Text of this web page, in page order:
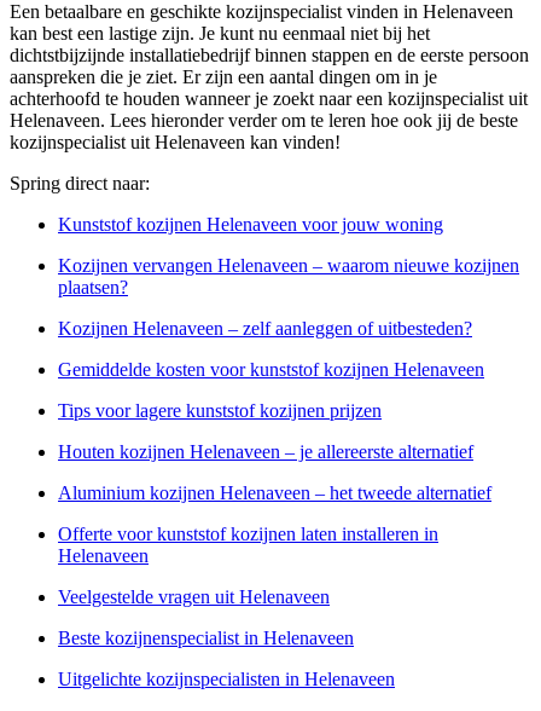
Een betaalbare en geschikte kozijnspecialist vinden in Helenaveen
kan best een lastige zijn. Je kunt nu eenmaal niet bij het
dichtstbijzijnde installatiebedrijf binnen stappen en de eerste persoon
aanspreken die je ziet. Er zijn een aantal dingen om in je
achterhoofd te houden wanneer je zoekt naar een kozijnspecialist uit
Helenaveen. Lees hieronder verder om te leren hoe ook jij de beste
kozijnspecialist uit Helenaveen kan vinden!
Spring direct naar:
Kunststof kozijnen Helenaveen voor jouw woning
Kozijnen vervangen Helenaveen – waarom nieuwe kozijnen
plaatsen?
Kozijnen Helenaveen – zelf aanleggen of uitbesteden?
Gemiddelde kosten voor kunststof kozijnen Helenaveen
Tips voor lagere kunststof kozijnen prijzen
Houten kozijnen Helenaveen – je allereerste alternatief
Aluminium kozijnen Helenaveen – het tweede alternatief
Offerte voor kunststof kozijnen laten installeren in
Helenaveen
Veelgestelde vragen uit Helenaveen
Beste kozijnenspecialist in Helenaveen
Uitgelichte kozijnspecialisten in Helenaveen